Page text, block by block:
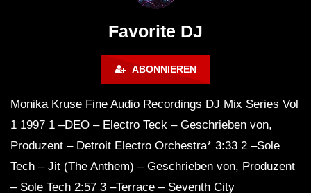
Favorite DJ
ABONNIEREN
Monika Kruse Fine Audio Recordings DJ Mix Series Vol
1 1997 1 –DEO – Electro Teck – Geschrieben von,
Produzent – ​​Detroit Electro Orchestra* 3:33 2 –Sole
Tech – Jit (The Anthem) – Geschrieben von, Produzent
– ​​Sole Tech 2:57 3 –Terrace – Seventh City